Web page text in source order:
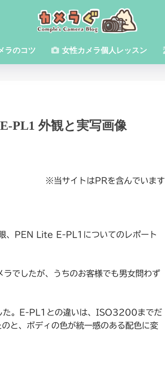
ラのコツ 女性カメラ個人レッスン
PL1 外観と実写画像
※当サイトはPRを含んでいます
、PEN Lite E-PL1についてのレポート
でしたが、うちのお客様でも男女問わず
た。E-PL1との違いは、ISO3200までだ
と、ボディの色が統一感のある配色に変